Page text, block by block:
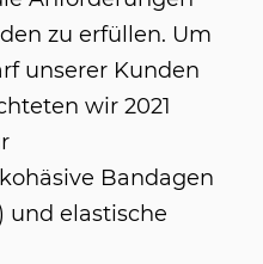
zu erfüllen. Um
unserer Kunden
wir 2021
Bandagen
und elastische